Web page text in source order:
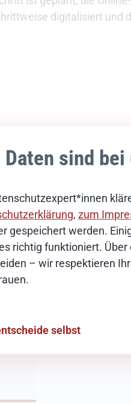
Daten sind
,zum
gespeichert werden.
richtig funktioniert.
– wir respektieren
selbst
digitalisiert und
News-